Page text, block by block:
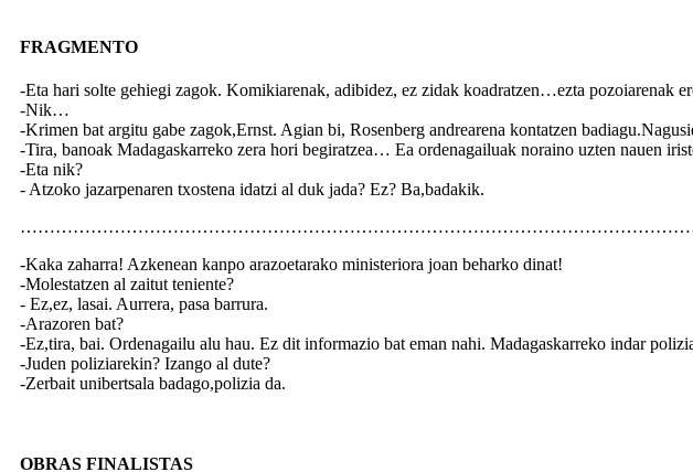
FRAGMENTO
-Eta hari solte gehiegi zagok. Komikiarenak, adibidez, ez zidak koadratzen…ezta pozoiarenak
-Nik…
-Krimen bat argitu gabe zagok,Ernst. Agian bi, Rosenberg andrearena kontatzen
-Tira, banoak Madagaskarreko zera hori begiratzea… Ea ordenagailuak noraino uzten nauen
-Eta nik?
- Atzoko jazarpenaren txostena idatzi al duk jada? Ez? Ba,badakik.
-Kaka zaharra! Azkenean kanpo arazoetarako ministeriora joan beharko dinat!
-Molestatzen al zaitut teniente?
- Ez,ez, lasai. Aurrera, pasa barrura.
-Arazoren bat?
-Ez,tira, bai. Ordenagailu alu hau. Ez dit informazio bat eman nahi. Madagaskarreko indar
-Juden poliziarekin? Izango al dute?
-Zerbait unibertsala badago,polizia da.
OBRAS FINALISTAS